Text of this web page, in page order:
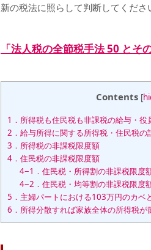
新の税法に照らして判断してくださ
「法人税の全節税手法 50 と
Contents [
1．所得税も住民税も非課税の給与・役
2．給与所得に関する所得税・住民税の
3．所得税の非課税限度額
4．住民税の非課税限度額
4−1．住民税・所得割の非課税限度
4−2．住民税・均等割の非課税限度
5．主婦パートにおける103万円のカベ
6．所得分散すれば家族全体の所得税が